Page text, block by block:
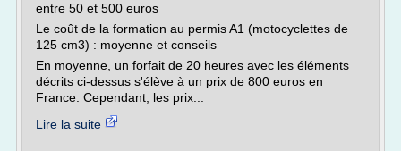
entre 50 et 500 euros
Le coût de la formation au permis A1 (motocyclettes de
125 cm3) : moyenne et conseils
En moyenne, un forfait de 20 heures avec les éléments
décrits ci-dessus s'élève à un prix de 800 euros en
France. Cependant, les prix...
Lire la suite